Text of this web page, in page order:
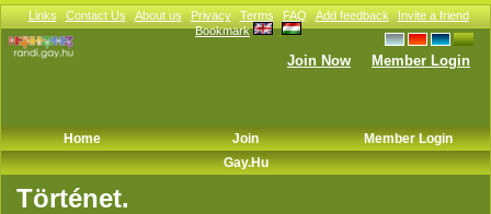
Links Contact Us About us Privacy Terms FAQ Add feedback
Invite a friend
Bookmark
Join Now Member Login
Home Join
Member Login
Gay.hu
Történet.